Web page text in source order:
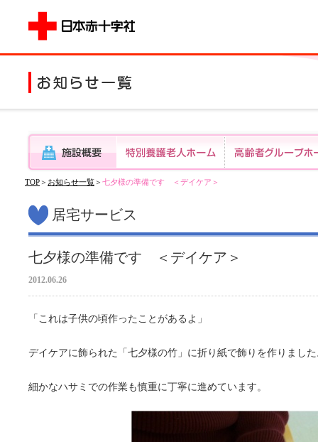
TOP ＞ お知らせ一覧 ＞ 七夕様の準備です ＜デイケア＞
居宅サービス
七夕様の準備です ＜デイケア＞
2012.06.26
「これは子供の頃作ったことがあるよ」
デイケアに飾られた「七夕様の竹」に折り紙で飾りを作りまし
細かなハサミでの作業も慎重に丁寧に進めています。